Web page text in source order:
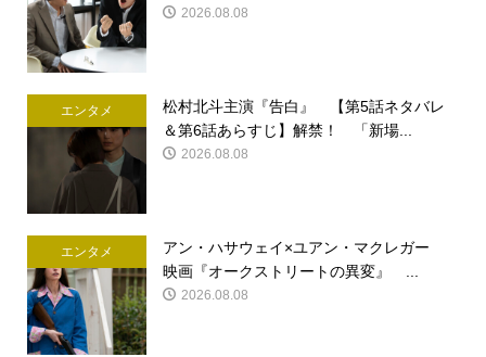
2026.08.08
エンタメ
松村北斗主演『告白』 【第5話ネタバレ
＆第6話あらすじ】解禁！ 「新場...
2026.08.08
エンタメ
アン・ハサウェイ×ユアン・マクレガー
映画『オークストリートの異変』 ...
2026.08.08